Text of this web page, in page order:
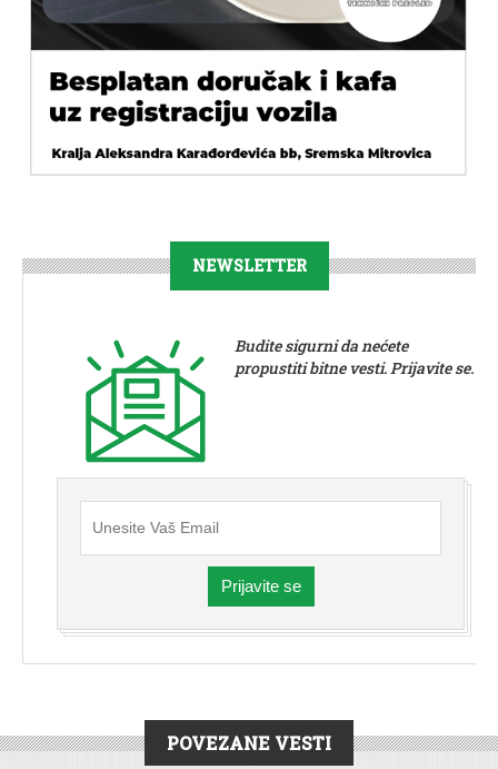
NEWSLETTER
Budite sigurni da nećete
propustiti bitne vesti. Prijavite se.
Prijavite se
POVEZANE VESTI
SPORT